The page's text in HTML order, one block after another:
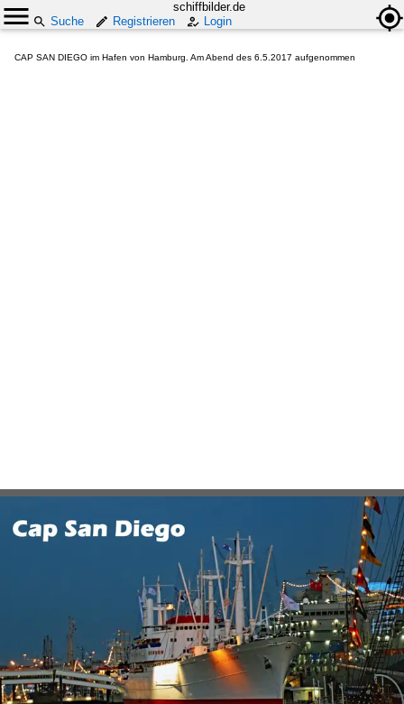
schiffbilder.de
Suche
Registrieren Login
CAP SAN DIEGO im Hafen von Hamburg. Am Abend des 6.5.2017 aufgenommen